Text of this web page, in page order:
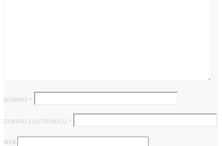
NOMBRE *
CORREO ELECTRÓNICO *
WEB